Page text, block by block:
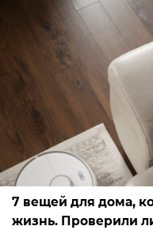
7 вещей для дома,
жизнь. Проверили